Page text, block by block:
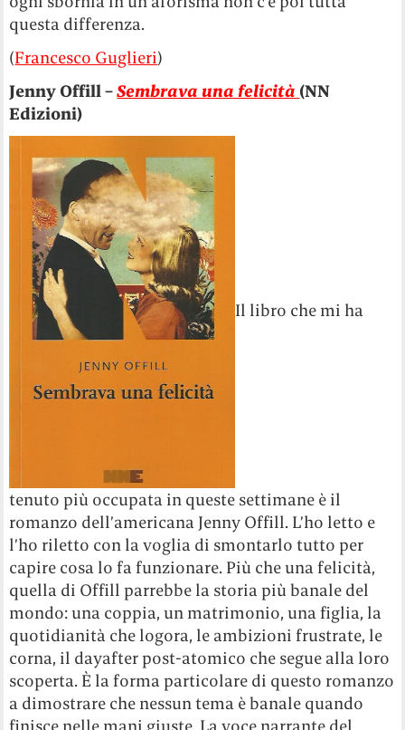
questa differenza.
(Francesco Guglieri)
Jenny Offill –Sembrava una felicità (NN
Edizioni)
Il libro che mi ha
tenuto più occupata in queste settimane è il
romanzo dell’americana Jenny Offill. L’ho letto e
l’ho riletto con la voglia di smontarlo tutto per
capire cosa lo fa funzionare. Più che una felicità,
quella di Offill parrebbe la storia più banale del
mondo: una coppia, un matrimonio, una figlia, la
quotidianità che logora, le ambizioni frustrate, le
corna, il dayafter post-atomico che segue alla loro
scoperta. È la forma particolare di questo romanzo
a dimostrare che nessun tema è banale quando